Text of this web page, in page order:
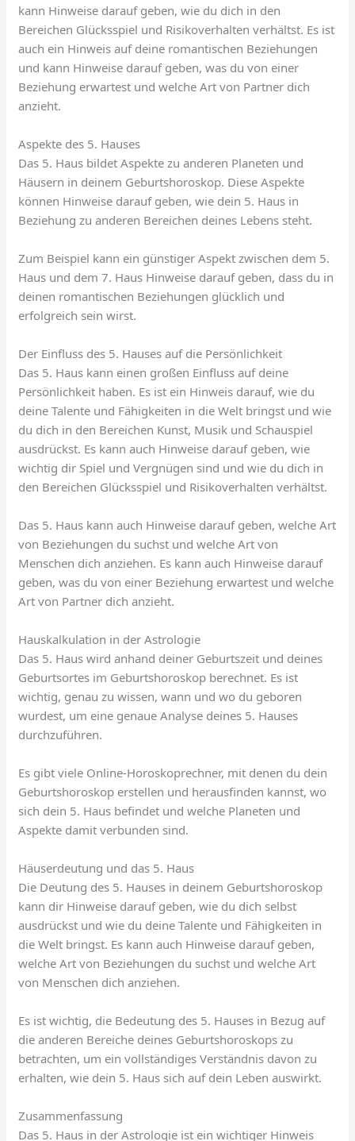
kann Hinweise darauf geben, wie du dich in den
Bereichen Glücksspiel und Risikoverhalten verhältst. Es ist
auch ein Hinweis auf deine romantischen Beziehungen
und kann Hinweise darauf geben, was du von einer
Beziehung erwartest und welche Art von Partner dich
anzieht.
Aspekte des 5. Hauses
Das 5. Haus bildet Aspekte zu anderen Planeten und
Häusern in deinem Geburtshoroskop. Diese Aspekte
können Hinweise darauf geben, wie dein 5. Haus in
Beziehung zu anderen Bereichen deines Lebens steht.
Zum Beispiel kann ein günstiger Aspekt zwischen dem 5.
Haus und dem 7. Haus Hinweise darauf geben, dass du in
deinen romantischen Beziehungen glücklich und
erfolgreich sein wirst.
Der Einfluss des 5. Hauses auf die Persönlichkeit
Das 5. Haus kann einen großen Einfluss auf deine
Persönlichkeit haben. Es ist ein Hinweis darauf, wie du
deine Talente und Fähigkeiten in die Welt bringst und wie
du dich in den Bereichen Kunst, Musik und Schauspiel
ausdrückst. Es kann auch Hinweise darauf geben, wie
wichtig dir Spiel und Vergnügen sind und wie du dich in
den Bereichen Glücksspiel und Risikoverhalten verhältst.
Das 5. Haus kann auch Hinweise darauf geben, welche Art
von Beziehungen du suchst und welche Art von
Menschen dich anziehen. Es kann auch Hinweise darauf
geben, was du von einer Beziehung erwartest und welche
Art von Partner dich anzieht.
Hauskalkulation in der Astrologie
Das 5. Haus wird anhand deiner Geburtszeit und deines
Geburtsortes im Geburtshoroskop berechnet. Es ist
wichtig, genau zu wissen, wann und wo du geboren
wurdest, um eine genaue Analyse deines 5. Hauses
durchzuführen.
Es gibt viele Online-Horoskoprechner, mit denen du dein
Geburtshoroskop erstellen und herausfinden kannst, wo
sich dein 5. Haus befindet und welche Planeten und
Aspekte damit verbunden sind.
Häuserdeutung und das 5. Haus
Die Deutung des 5. Hauses in deinem Geburtshoroskop
kann dir Hinweise darauf geben, wie du dich selbst
ausdrückst und wie du deine Talente und Fähigkeiten in
die Welt bringst. Es kann auch Hinweise darauf geben,
welche Art von Beziehungen du suchst und welche Art
von Menschen dich anziehen.
Es ist wichtig, die Bedeutung des 5. Hauses in Bezug auf
die anderen Bereiche deines Geburtshoroskops zu
betrachten, um ein vollständiges Verständnis davon zu
erhalten, wie dein 5. Haus sich auf dein Leben auswirkt.
Zusammenfassung
Das 5. Haus in der Astrologie ist ein wichtiger Hinweis